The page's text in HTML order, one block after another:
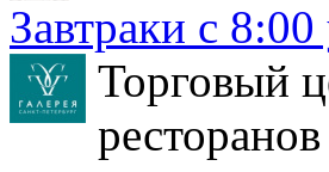
Завтраки с
Торговый